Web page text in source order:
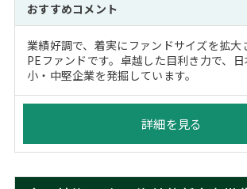
おすすめコメント
業績好調で、着実にファンドサイズを拡大
PEファンドです。卓越した目利き力で、
小・中堅企業を発掘しています。
詳細を見る